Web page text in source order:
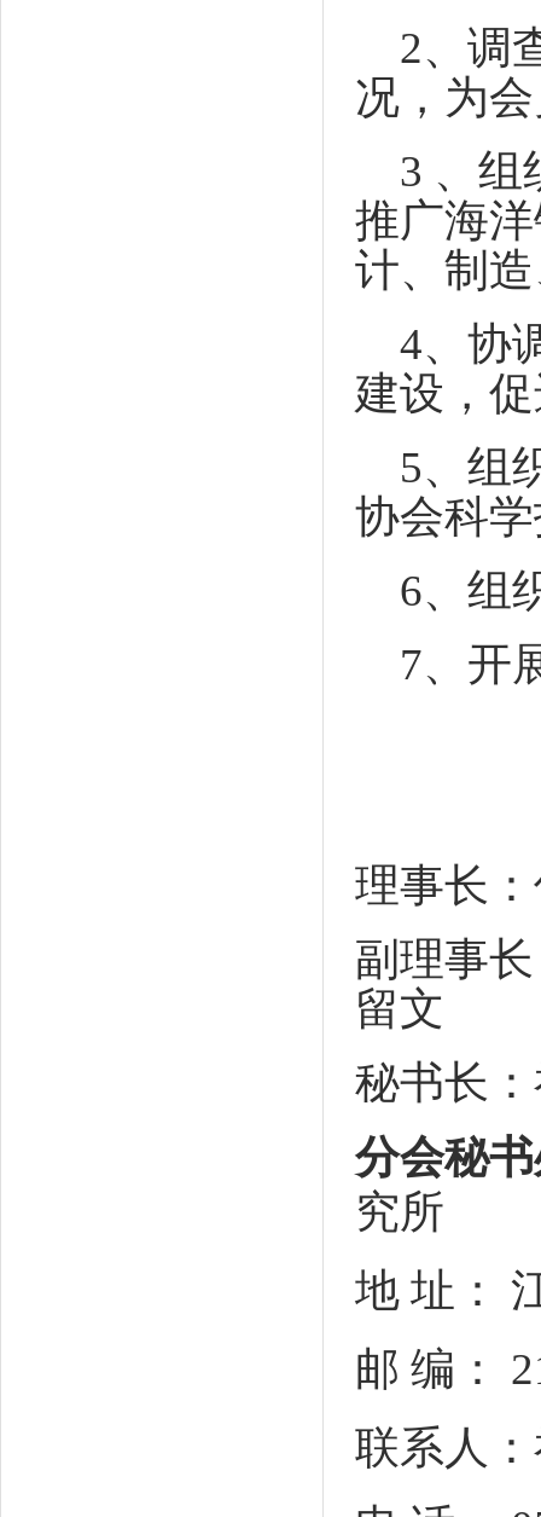
2、调
况，为
3 、组
推广海
计、制
4、协
建设，
5、 组
协会科
6、组
7、 开
理事长
副理事
留文
秘书长
分会秘
究所
地 址：
邮 编：
联系人